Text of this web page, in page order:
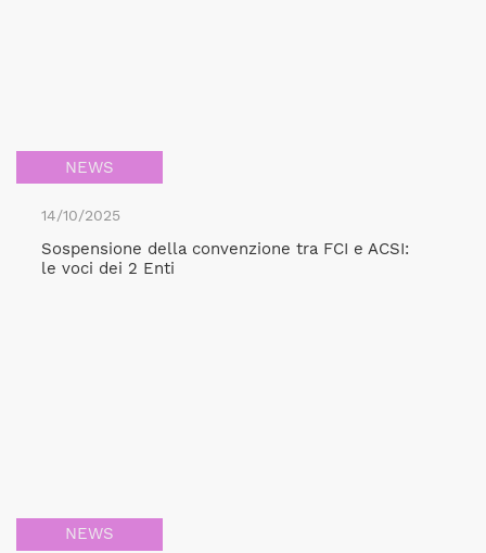
NEWS
14/10/2025
Sospensione della convenzione tra FCI e ACSI:
le voci dei 2 Enti
NEWS